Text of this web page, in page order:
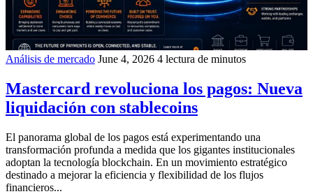
Análisis de mercado June 4, 2026 4 lectura de minutos
Mastercard revoluciona los pagos: Nueva
liquidación con stablecoins
El panorama global de los pagos está experimentando una
transformación profunda a medida que los gigantes institucionales
adoptan la tecnología blockchain. En un movimiento estratégico
destinado a mejorar la eficiencia y flexibilidad de los flujos
financieros...